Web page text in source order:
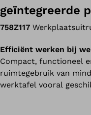
geïntegreerde
758Z117
Efficiënt werken bij
Compact, functioneel
ruimtegebruik van
werktafel vooral